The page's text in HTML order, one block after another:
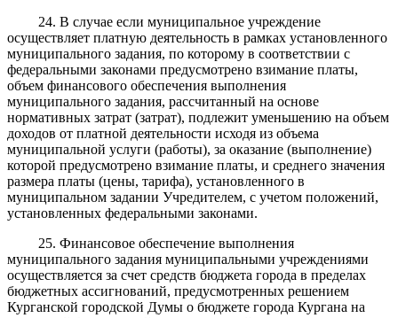
24. В случае если муниципальное учреждение
осуществляет платную деятельность в рамках установленного
муниципального задания, по которому в соответствии с
федеральными законами предусмотрено взимание платы,
объем финансового обеспечения выполнения
муниципального задания, рассчитанный на основе
нормативных затрат (затрат), подлежит уменьшению на объем
доходов от платной деятельности исходя из объема
муниципальной услуги (работы), за оказание (выполнение)
которой предусмотрено взимание платы, и среднего значения
размера платы (цены, тарифа), установленного в
муниципальном задании Учредителем, с учетом положений,
установленных федеральными законами.
25.Финансовое обеспечение выполнения
муниципального задания муниципальными учреждениями
осуществляется за счет средств бюджета города в пределах
бюджетных ассигнований, предусмотренных решением
Курганской городской Думы о бюджете города Кургана на